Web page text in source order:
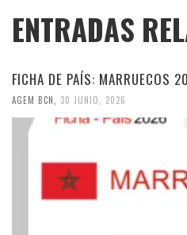
ENTRADAS
FICHA DE PAÍS: MARRUECOS
AGEM BCN 30 JUNIO, 2026